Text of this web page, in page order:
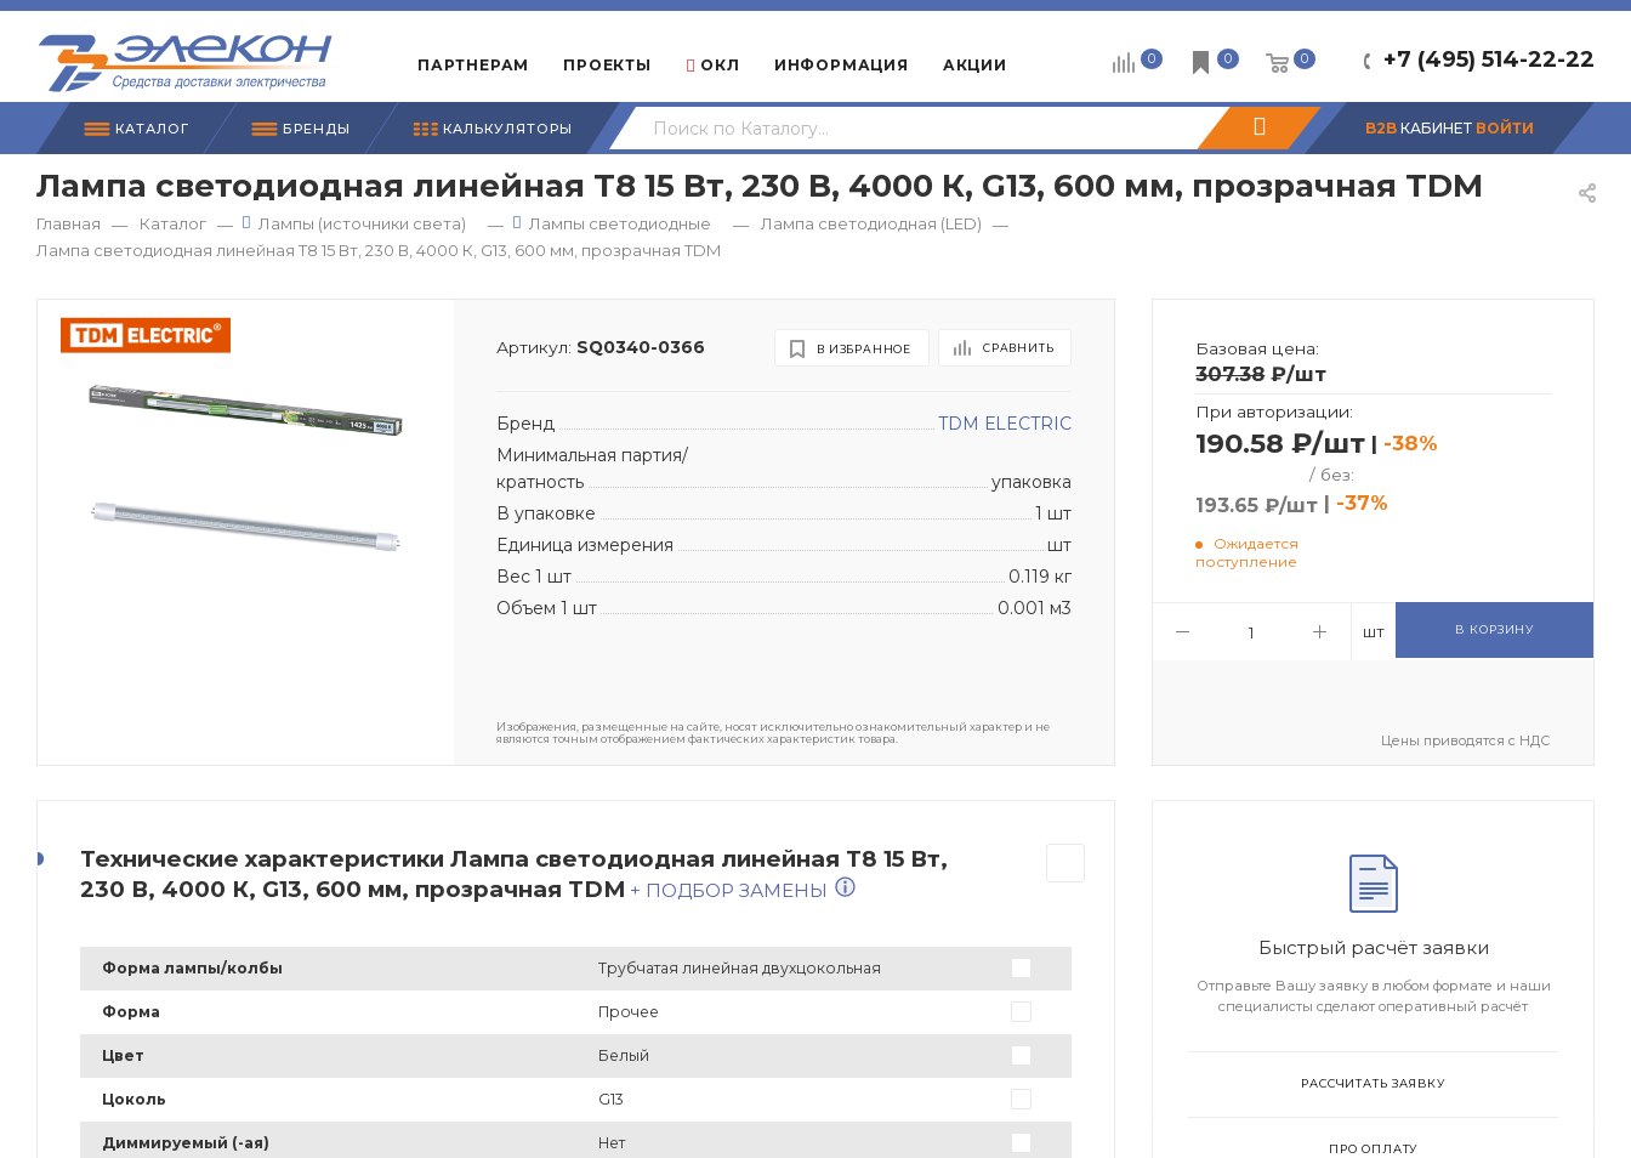
ПАРТНЕРАМ ПРОЕКТЫ ОКЛ ИНФОРМАЦИЯ АКЦИИ +7 (495) 514-22-22
0 0 0
B2B КАБИНЕТ ВОЙТИ
КАТАЛОГ БРЕНДЫ КАЛЬКУЛЯТОРЫ
Лампа светодиодная линейная Т8 15 Вт, 230 В, 4000 К, G13, 600 мм, прозрачная TDM
Главная — Каталог — Лампы (источники света) — Лампы светодиодные — Лампа светодиодная (LED)
—
Лампа светодиодная линейная Т8 15 Вт, 230 В, 4000 К, G13, 600 мм, прозрачная TDM
Артикул: SQ0340-0366 В ИЗБРАННОЕ СРАВНИТЬ
Бренд
TDM ЕLECTRIC
Минимальная партия/
кратность
упаковка
В упаковке
1 шт
Единица измерения
шт
Вес 1 шт
0.119 кг
Объем 1 шт
0.001 м3
Изображения, размещенные на сайте, носят исключительно ознакомительный характер и не
являются точным отображением фактических характеристик товара.
Базовая цена:
307.38₽/шт
При авторизации:
190.58 ₽/шт | -38%
/ без:
193.65 ₽/шт | -37%
Ожидается
поступление
шт В КОРЗИНУ
Цены приводятся с НДС
Технические характеристики Лампа светодиодная линейная Т8 15 Вт,
230 В, 4000 К, G13, 600 мм, прозрачная TDM + ПОДБОР ЗАМЕНЫ
Форма лампы/колбы Трубчатая линейная двухцокольная
Форма Прочее
Цвет Белый
Цоколь G13
Диммируемый (-ая) Нет
Быстрый расчёт заявки
Отправьте Вашу заявку в любом формате и наши
специалисты сделают оперативный расчёт
РАССЧИТАТЬ ЗАЯВКУ
ПРО ОПЛАТУ